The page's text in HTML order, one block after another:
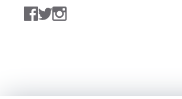
Facebook
TwitterInstagram